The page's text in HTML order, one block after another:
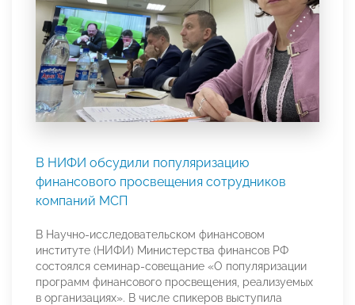
В НИФИ обсудили популяризацию
финансового просвещения сотрудников
компаний МСП
В Научно-исследовательском финансовом
институте (НИФИ) Министерства финансов РФ
состоялся семинар-совещание «О популяризации
программ финансового просвещения, реализуемых
в организациях». В числе спикеров выступила